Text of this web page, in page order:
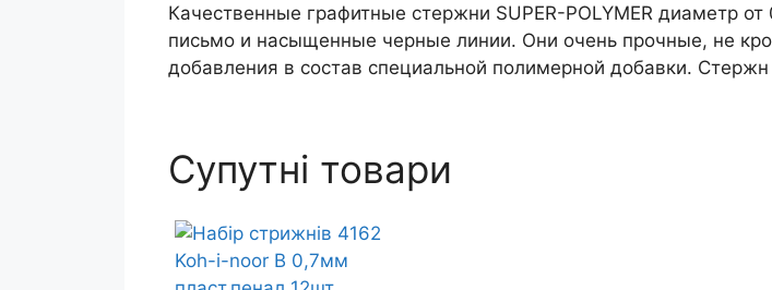
Качественные графитные стержни SUPER-POLYMER диаметр
письмо и насыщенные черные линии. Они очень прочные, не
добавления в состав специальной полимерной добавки. Стержн
Супутні товари